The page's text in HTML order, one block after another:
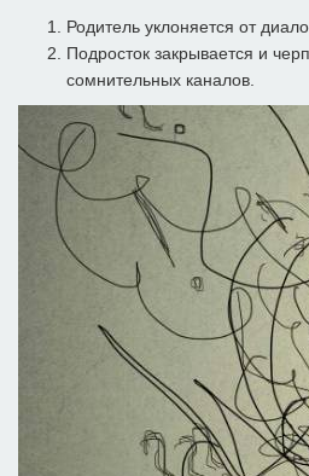
Родитель уклоняется от
Подросток закрывается и
сомнительных каналов.